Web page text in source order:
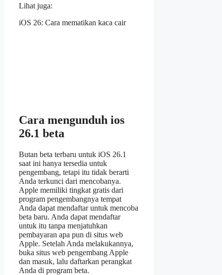
Lihat juga:
iOS 26: Cara mematikan kaca cair
Cara mengunduh ios
26.1 beta
Butan beta terbaru untuk iOS 26.1
saat ini hanya tersedia untuk
pengembang, tetapi itu tidak berarti
Anda terkunci dari mencobanya.
Apple memiliki tingkat gratis dari
program pengembangnya tempat
Anda dapat mendaftar untuk mencoba
beta baru. Anda dapat mendaftar
untuk itu tanpa menjatuhkan
pembayaran apa pun di situs web
Apple. Setelah Anda melakukannya,
buka situs web pengembang Apple
dan masuk, lalu daftarkan perangkat
Anda di program beta.